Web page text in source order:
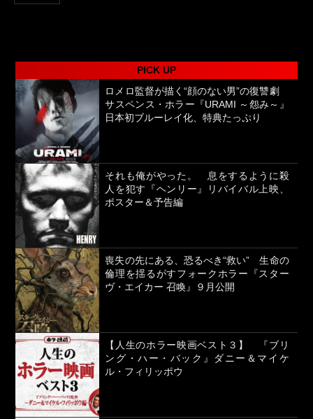
PICK UP
ロメロ監督が描く“顔のない男”の復讐劇
サスペンス・ホラー『URAMI ～怨み～』
日本初ブルーレイ化、特典たっぷり
それも俺がやった。 息をするように殺
人を犯す『ヘンリー』リバイバル上映、
ポスター＆予告編
喪失の先にある、恐るべき“救い” 生命の
倫理を揺るがすフォークホラー『スター
ヴ・エイカー 召喚』９月公開
【人生のホラー映画ベスト３】 『ブリ
ング・ハー・バック』ダニー＆マイケ
ル・フィリッポウ